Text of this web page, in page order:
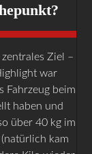
Ziel –
war
Fahrzeug beim
haben und
über 40 kg im
kam